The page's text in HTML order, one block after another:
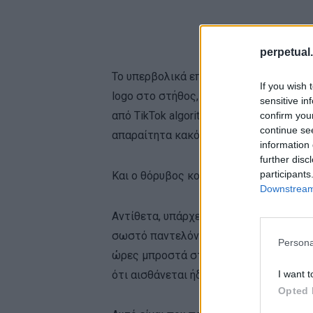
If you wish
sensitive
confirm
continue
information
further
I want
Opted
Το υπερβολικά επιμελημένο ντύσιμο
logo στο στήθος, sneakers που
από TikTok algorithm και όχι από
απαραίτητα κακό. Απλώς συνήθως
Και ο θόρυβος κουράζει.
Αντίθετα, υπάρχει κάτι σχεδόν
σωστό παντελόνι και ένα καθαρό
ώρες μπροστά στον καθρέφτη. Δεν
ότι αισθάνεται ήδη άνετα με τον εαυτό